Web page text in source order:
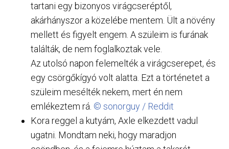
tartani egy bizonyos virágcseréptől,
akárhányszor a közelébe mentem. Ült a növény
mellett és figyelt engem. A szüleim is furának
találták, de nem foglalkoztak vele.
Az utolsó napon felemelték a virágcserepet, és
egy csörgőkígyó volt alatta. Ezt a történetet a
szüleim mesélték nekem, mert én nem
emlékeztem rá. © sonorguy / Reddit
Kora reggel a kutyám, Axle elkezdett vadul
ugatni. Mondtam neki, hogy maradjon